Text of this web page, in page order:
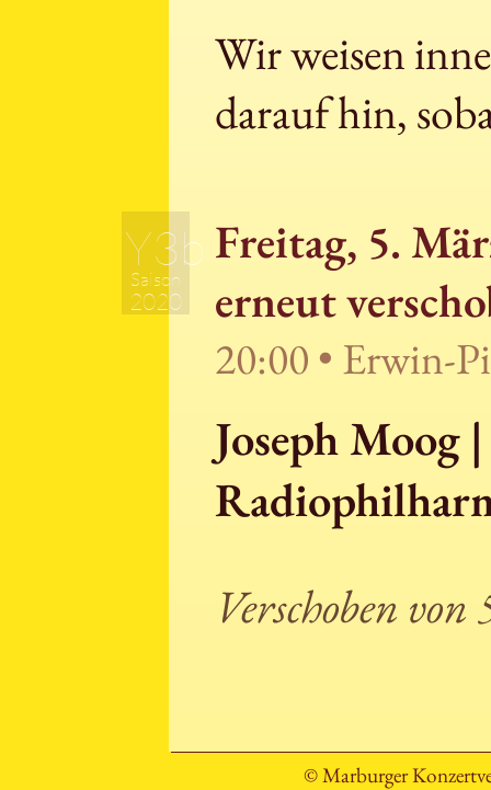
Wir weisen
darauf hin,
Y3b
Saison
2020
Freitag, 5.
erneut
20:00 • Erwin-
Joseph Moog
Verschoben
© Marburger